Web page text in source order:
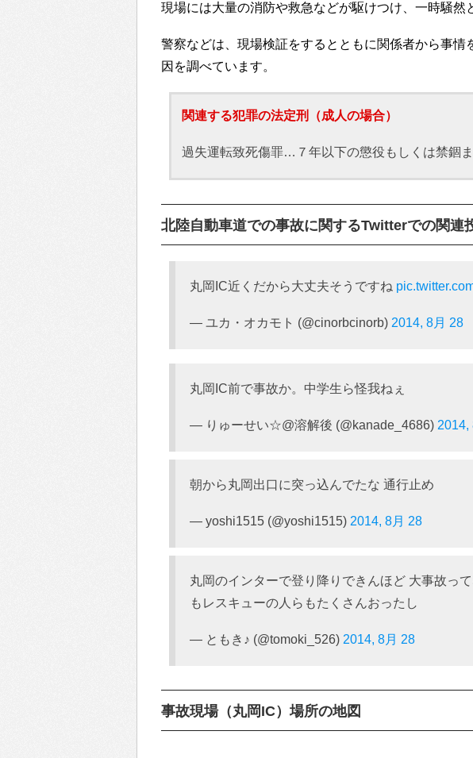
現場には大量の消防や救急などが駆けつけ、一時騒然
警察などは、現場検証をするとともに関係者から事情
因を調べています。
関連する犯罪の法定刑（成人の場合）
過失運転致死傷罪…７年以下の懲役もしくは禁錮
北陸自動車道での事故に関するTwitterでの関連
丸岡IC近くだから大丈夫そうですね
— ユカ・オカモト (@cinorbcinorb) 2014, 8月 28
丸岡IC前で事故か。中学生ら怪我ねぇ
— りゅーせい☆@溶解後 (@kanade_4686) 2014,
朝から丸岡出口に突っ込んでたな 通行止め
— yoshi1515 (@yoshi1515) 2014, 8月 28
丸岡のインターで登り降りできんほど 大事故っ
もレスキューの人らもたくさんおったし
— ともき♪ (@tomoki_526) 2014, 8月 28
事故現場（丸岡IC）場所の地図